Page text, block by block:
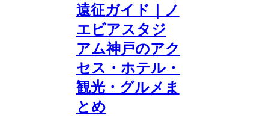
遠征ガイド｜ノ
エビアスタジ
アム神戸のアク
セス・ホテル・
観光・グルメま
とめ